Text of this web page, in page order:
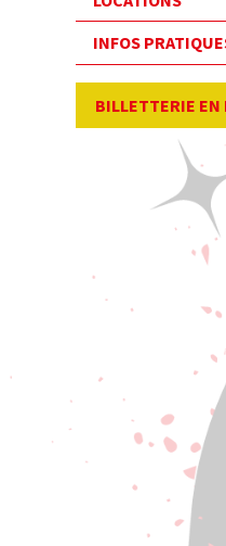
INFOS
BILLETTERIE EN